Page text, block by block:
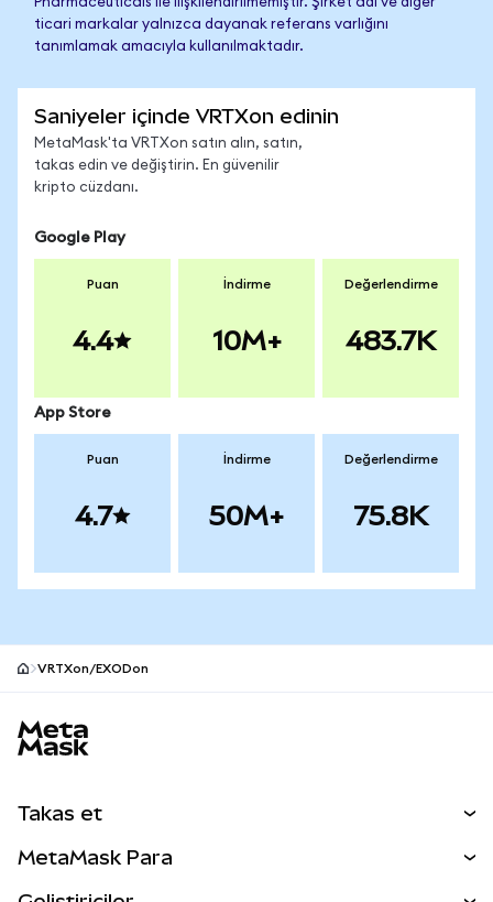
ticari markalar yalnızca dayanak referans varlığını
tanımlamak amacıyla kullanılmaktadır.
Saniyeler içinde VRTXon edinin
MetaMask'ta VRTXon satın alın, satın,
takas edin ve değiştirin. En güvenilir
kripto cüzdanı.
Google Play
Puan
4.4
İndirme
10M+
Değerlendirme
483.7K
App Store
Puan
4.7
İndirme
50M+
Değerlendirme
75.8K
VRTXon/EXODon
Takas et
MetaMask Para